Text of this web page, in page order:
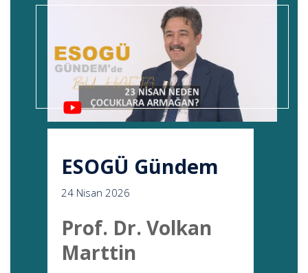
ESOGÜ Gündem
24 Nisan 2026
Prof. Dr. Volkan
Marttin